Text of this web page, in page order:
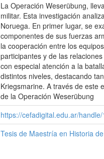
La Operación Weserübung,
militar. Esta investigación
Noruega. En primer lugar, se
componentes de sus fuerzas
la cooperación entre los
participantes y de las
con especial atención a la
distintos niveles, destacando
Kriegsmarine. A través de este
de la Operación Weserübung
https://cefadigital.edu.ar/
Tesis de Maestría en Historia